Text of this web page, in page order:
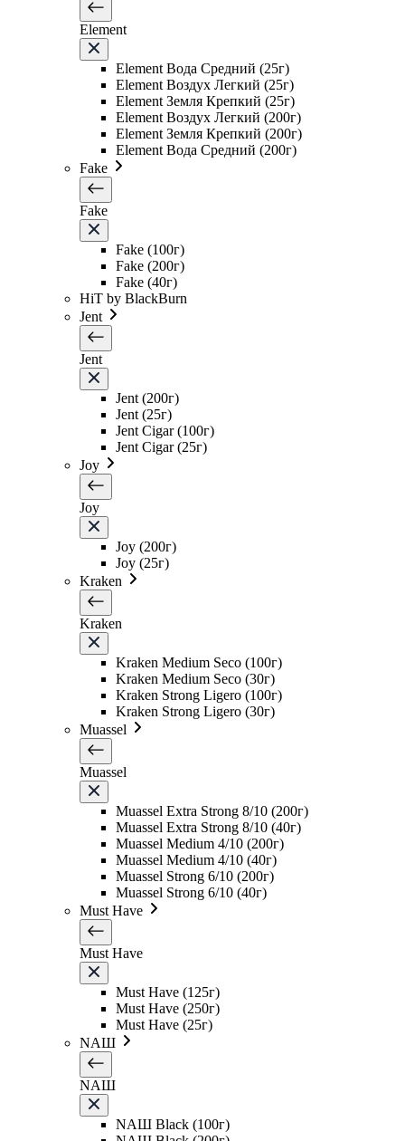
Element
Element Вода Средний (25г)
Element Воздух Легкий (25г)
Element Земля Крепкий (25г)
Element Воздух Легкий (200г)
Element Земля Крепкий (200г)
Element Вода Средний (200г)
Fake
Fake
Fake (100г)
Fake (200г)
Fake (40г)
HiT by BlackBurn
Jent
Jent
Jent (200г)
Jent (25г)
Jent Cigar (100г)
Jent Cigar (25г)
Joy
Joy
Joy (200г)
Joy (25г)
Kraken
Kraken
Kraken Medium Seco (100г)
Kraken Medium Seco (30г)
Kraken Strong Ligero (100г)
Kraken Strong Ligero (30г)
Muassel
Muassel
Muassel Extra Strong 8/10 (200г)
Muassel Extra Strong 8/10 (40г)
Muassel Medium 4/10 (200г)
Muassel Medium 4/10 (40г)
Muassel Strong 6/10 (200г)
Muassel Strong 6/10 (40г)
Must Have
Must Have
Must Have (125г)
Must Have (250г)
Must Have (25г)
NAШ
NAШ
NAШ Black (100г)